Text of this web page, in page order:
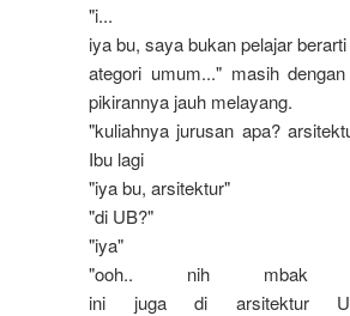
"i...
iya bu, saya bukan pelajar
ategori umum..." masih
pikirannya jauh melayang.
"kuliahnya jurusan apa?
Ibu lagi
"iyabu, arsitektur"
"di UB?"
"iya"
"ooh.. nih mbak
ini juga di arsitektur